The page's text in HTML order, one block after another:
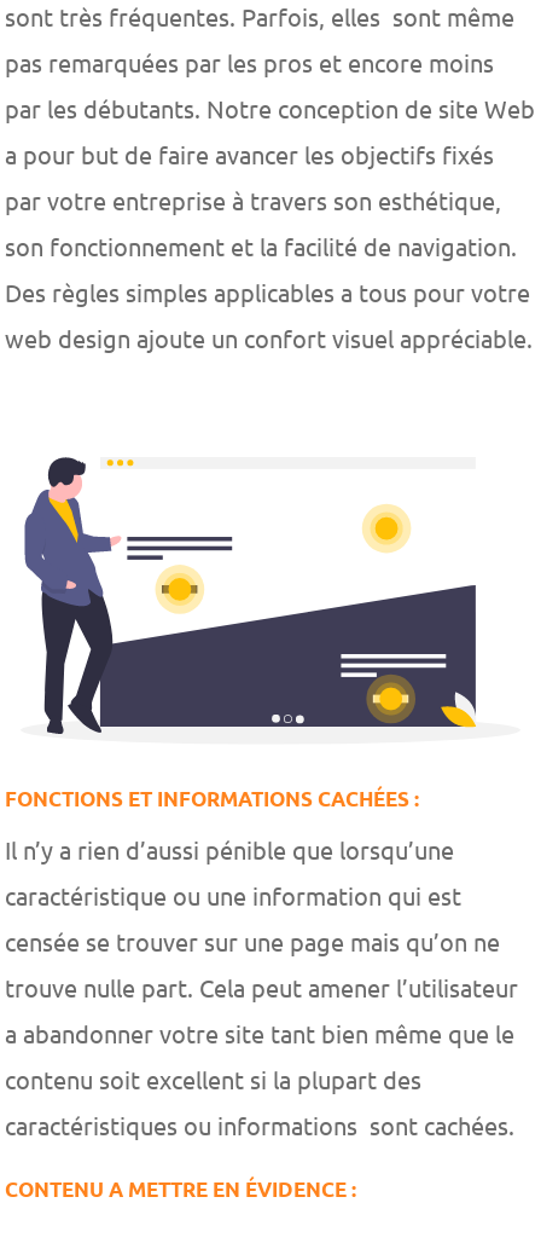
sont très fréquentes. Parfois, elles sont même
pas remarquées par les pros et encore moins
par les débutants. Notre conception de site Web
a pour but de faire avancer les objectifs fixés
par votre entreprise à travers son esthétique,
son fonctionnement et la facilité de navigation.
Des règles simples applicables a tous pour votre
web design ajoute un confort visuel appréciable.
FONCTIONS ET INFORMATIONS CACHÉES :
Il n’y a rien d’aussi pénible que lorsqu’une
caractéristique ou une information qui est
censée se trouver sur une page mais qu’on ne
trouve nulle part. Cela peut amener l’utilisateur
a abandonner votre site tant bien même que le
contenu soit excellent si la plupart des
caractéristiques ou informations sont cachées.
CONTENU A METTRE EN ÉVIDENCE :